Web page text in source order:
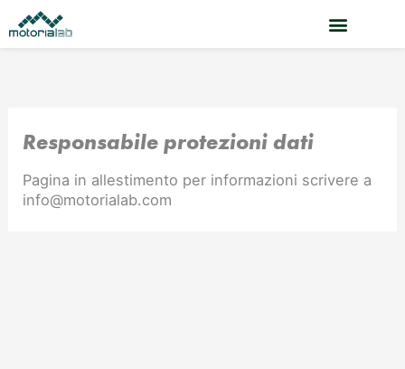
al
contenuto
Responsabile protezioni dati
Pagina in allestimento per informazioni scrivere a
info@motorialab.com